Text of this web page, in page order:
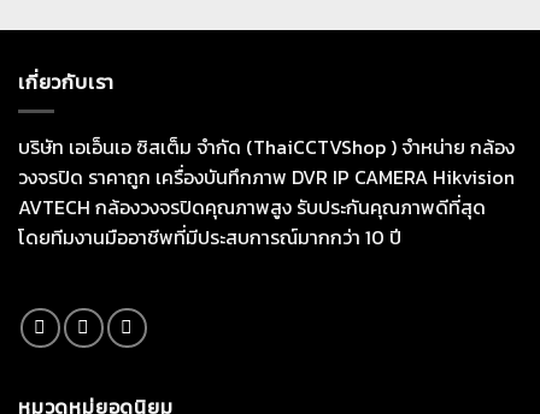
เกี่ยวกับเรา
บริษัท เอเอ็นเอ ซิสเต็ม จำกัด (ThaiCCTVShop ) จำหน่าย กล้อง
วงจรปิด ราคาถูก เครื่องบันทึกภาพ DVR IP CAMERA Hikvision
AVTECH กล้องวงจรปิดคุณภาพสูง รับประกันคุณภาพดีที่สุด
โดยทีมงานมืออาชีพที่มีประสบการณ์มากกว่า 10 ปี
หมวดหมู่ยอดนิยม